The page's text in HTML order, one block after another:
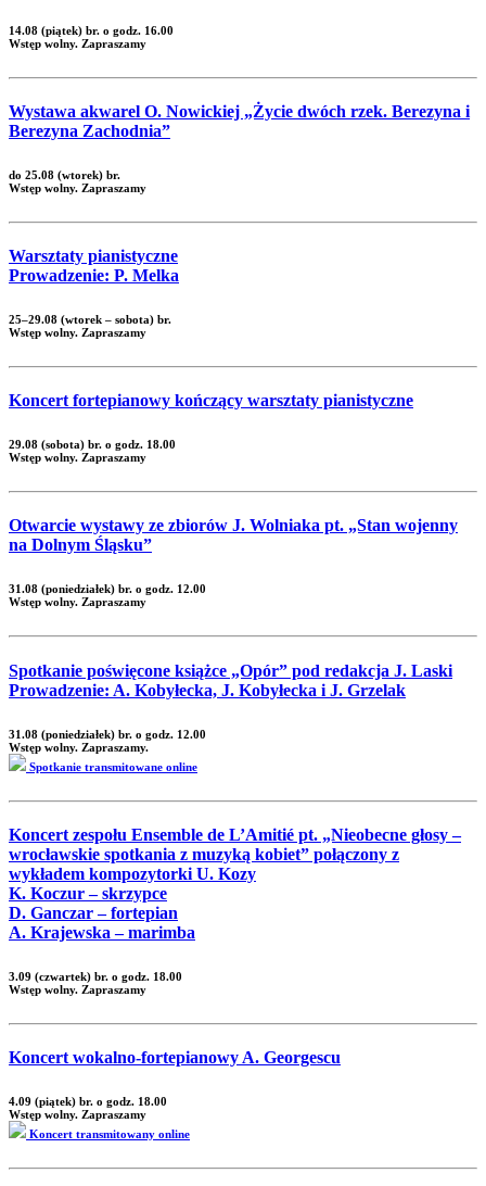
14.08 (piątek) br. o godz. 16.00
Wstęp wolny. Zapraszamy
Wystawa akwarel O. Nowickiej „Życie dwóch rzek. Berezyna i
Berezyna Zachodnia”
do 25.08 (wtorek) br.
Wstęp wolny. Zapraszamy
Warsztaty pianistyczne
Prowadzenie: P. Melka
25–29.08 (wtorek – sobota) br.
Wstęp wolny. Zapraszamy
Koncert fortepianowy kończący warsztaty pianistyczne
29.08 (sobota) br. o godz. 18.00
Wstęp wolny. Zapraszamy
Otwarcie wystawy ze zbiorów J. Wolniaka pt. „Stan wojenny
na Dolnym Śląsku”
31.08 (poniedziałek) br. o godz. 12.00
Wstęp wolny. Zapraszamy
Spotkanie poświęcone książce „Opór” pod redakcja J. Laski
Prowadzenie: A. Kobyłecka, J. Kobyłecka i J. Grzelak
31.08 (poniedziałek) br. o godz. 12.00
Wstęp wolny. Zapraszamy.
Spotkanie transmitowane online
Koncert zespołu Ensemble de L’Amitié pt. „Nieobecne głosy –
wrocławskie spotkania z muzyką kobiet” połączony z
wykładem kompozytorki U. Kozy
K. Koczur – skrzypce
D. Ganczar – fortepian
A. Krajewska – marimba
3.09 (czwartek) br. o godz. 18.00
Wstęp wolny. Zapraszamy
Koncert wokalno-fortepianowy A. Georgescu
4.09 (piątek) br. o godz. 18.00
Wstęp wolny. Zapraszamy
Koncert transmitowany online